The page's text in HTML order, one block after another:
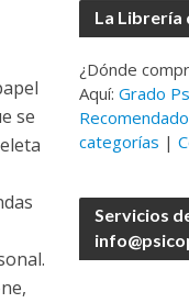
se
La Librería
¿Dónde
Aquí:Grado
categorías |
Servicios